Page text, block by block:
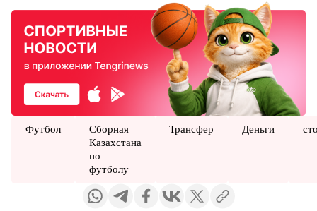
Футбол
Сборная
Казахстана
по
футболу
Трансфер Деньги